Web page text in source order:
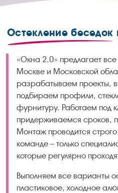
Остекление беседок
«Окна 2.0» предлагает
Москве и Московской
разрабатываем проекты,
подбираем профили,
фурнитуру. Работаем под
придерживаемся сроков,
Монтаж проводится
команде – только
которые регулярно
Выполняем все варианты
пластиковое, холодное